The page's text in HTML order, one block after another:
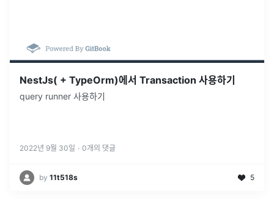
NestJs( + TypeOrm)에서 Transaction 사용하기
query runner 사용하기
2022년 9월 30일 · 0개의 댓글
by 11t518s 5